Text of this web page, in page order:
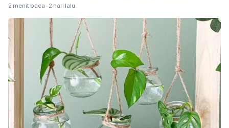
2 menit baca · 2 hari lalu